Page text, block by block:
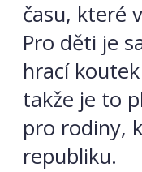
času, které
Pro děti je
hrací
takže je to
pro rodiny,
republiku.